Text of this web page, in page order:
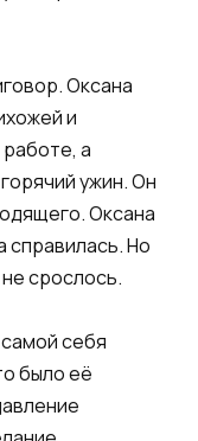
Оксана
и
а
ужин. Он
Оксана
справилась. Но
срослось.
себя
было её